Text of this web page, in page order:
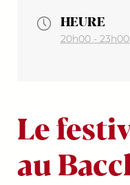
HEURE
20h00 - 23h00
Le
au